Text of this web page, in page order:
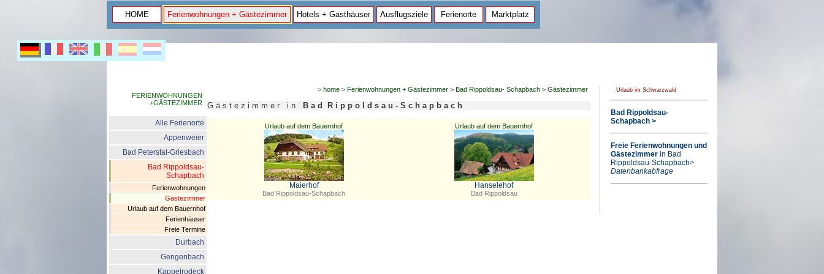
HOME Ferienwohnungen + Gästezimmer Hotels + Gasthäuser Ausflugsziele Ferienorte Marktplatz
FERIENWOHNUNGEN
+GÄSTEZIMMER
Alle Ferienorte
Appenweier
Bad Peterstal-Griesbach
Bad Rippoldsau-
Schapbach
Ferienwohnungen
Gästezimmer
Urlaub auf dem Bauernhof
Ferienhäuser
Freie Termine
Durbach
Gengenbach
Kappelrodeck
> home> Ferienwohnungen + Gästezimmer> Bad Rippoldsau- Schapbach> Gästezimmer
G ä s t e z i m m e r i n B a d R i p p o l d s a u - S c h a p b a c h
Urlaub auf dem Bauernhof
Maierhof
Bad Rippoldsau-Schapbach
Urlaub auf dem Bauernhof
Hanselehof
Bad Rippoldsau
Urlaub im Schwarzwald
Bad Rippoldsau-
Schapbach >
Freie Ferienwohnungen und
Gästezimmerin Bad
Rippoldsau-Schapbach>
Datenbankabfrage